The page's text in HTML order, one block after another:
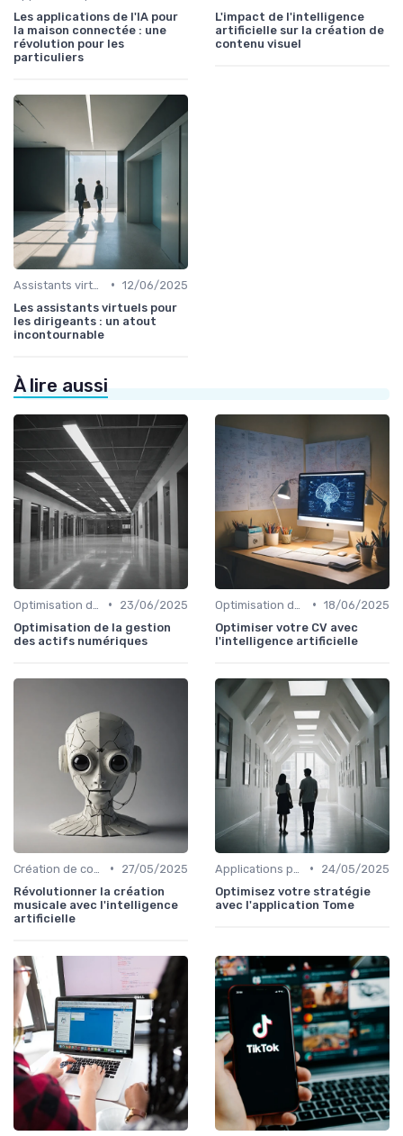
Les applications de l'IA pour
la maison connectée : une
révolution pour les
particuliers
L'impact de l'intelligence
artificielle sur la création de
contenu visuel
• 12/06/2025
Les assistants virtuels pour
les dirigeants : un atout
incontournable
À lire aussi
•
23/06/2025
Optimisation de la gestion
des actifs numériques
• 18/06/2025
Optimiser votre CV avec
l'intelligence artificielle
•
27/05/2025
Révolutionner la création
musicale avec l'intelligence
artificielle
•
24/05/2025
Optimisez votre stratégie
avec l'application Tome